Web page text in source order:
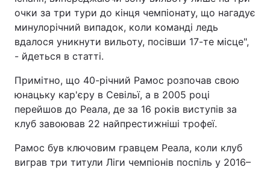
очки за три тури до кінця чемпіонату, що нагадує
минулорічний випадок, коли команді ледь
вдалося уникнути вильоту, посівши 17-те місце",
- йдеться в статті.
Примітно, що 40-річний Рамос розпочав свою
юнацьку кар'єру в Севільї, а в 2005 році
перейшов до Реала, де за 16 років виступів за
клуб завоював 22 найпрестижніші трофеї.
Рамос був ключовим гравцем Реала, коли клуб
виграв три титули Ліги чемпіонів поспіль у 2016–